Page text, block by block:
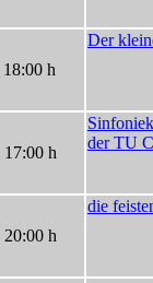
18:00 h
Der
17:00 h
der TU
20:00 h
die